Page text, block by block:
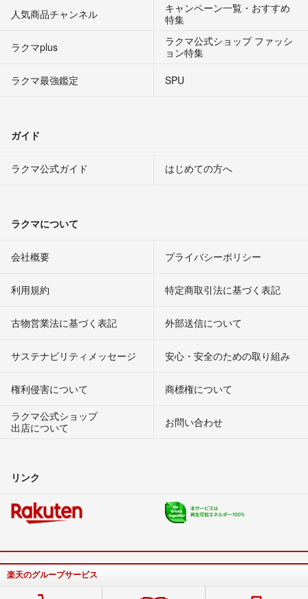
人気商品チャンネル
キャンペーン一覧・おすすめ
特集
ラクマplus
ラクマ公式ショップ ファッシ
ョン特集
ラクマ最強鑑定
SPU
ガイド
ラクマ公式ガイド はじめての方へ
ラクマについて
会社概要 プライバシーポリシー
利用規約 特定商取引法に基づく表記
古物営業法に基づく表記 外部送信について
サステナビリティメッセージ 安心・安全のための取り組み
権利侵害について
商標権について
ラクマ公式ショップ
出店について
お問い合わせ
リンク
楽天のグループサービス